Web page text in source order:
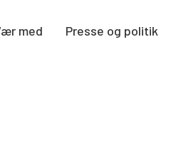
med Presse og politik